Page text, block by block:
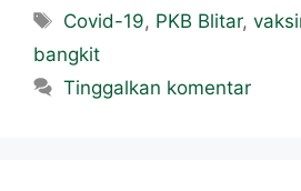
Covid-19, PKB Blitar,
bangkit
Tinggalkan komentar